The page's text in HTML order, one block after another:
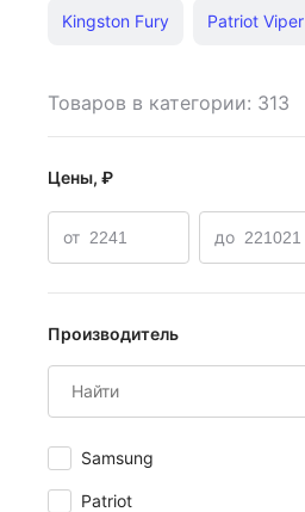
Kingston Fury Patriot Viper
Товаров в категории: 313
Цены, ₽
от до
Производитель
Samsung
Patriot